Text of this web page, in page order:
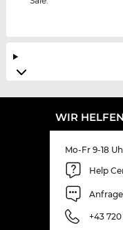
WIR
Mo-Fr 9-18
Help
+43